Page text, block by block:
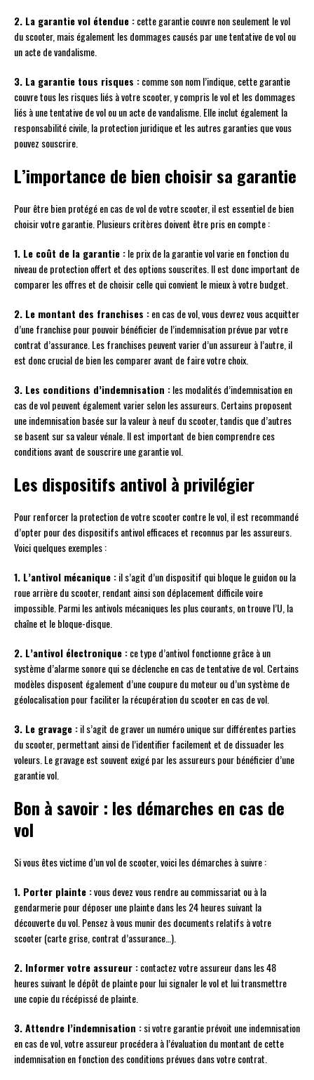
2. La garantie vol étendue :cette garantie couvre non seulement le vol
du scooter, mais également les dommages causés par une tentative de vol ou
un acte de vandalisme.
3. La garantie tous risques :comme son nom l’indique, cette garantie
couvre tous les risques liés à votre scooter, y compris le vol et les dommages
liés à une tentative de vol ou un acte de vandalisme. Elle inclut également la
responsabilité civile, la protection juridique et les autres garanties que vous
pouvez souscrire.
L’importance de bien choisir sa garantie
Pour être bien protégé en cas de vol de votre scooter, il est essentiel de bien
choisir votre garantie. Plusieurs critères doivent être pris en compte :
1. Le coût de la garantie :le prix de la garantie vol varie en fonction du
niveau de protection offert et des options souscrites. Il est donc important de
comparer les offres et de choisir celle qui convient le mieux à votre budget.
2. Le montant des franchises :en cas de vol, vous devrez vous acquitter
d’une franchise pour pouvoir bénéficier de l’indemnisation prévue par votre
contrat d’assurance. Les franchises peuvent varier d’un assureur à l’autre, il
est donc crucial de bien les comparer avant de faire votre choix.
3. Les conditions d’indemnisation :les modalités d’indemnisation en
cas de vol peuvent également varier selon les assureurs. Certains proposent
une indemnisation basée sur la valeur à neuf du scooter, tandis que d’autres
se basent sur sa valeur vénale. Il est important de bien comprendre ces
conditions avant de souscrire une garantie vol.
Les dispositifs antivol à privilégier
Pour renforcer la protection de votre scooter contre le vol, il est recommandé
d’opter pour des dispositifs antivol efficaces et reconnus par les assureurs.
Voici quelques exemples :
1. L’antivol mécanique :il s’agit d’un dispositif qui bloque le guidon ou la
roue arrière du scooter, rendant ainsi son déplacement difficile voire
impossible. Parmi les antivols mécaniques les plus courants, on trouve l’U, la
chaîne et le bloque-disque.
2. L’antivol électronique :ce type d’antivol fonctionne grâce à un
système d’alarme sonore qui se déclenche en cas de tentative de vol. Certains
modèles disposent également d’une coupure du moteur ou d’un système de
géolocalisation pour faciliter la récupération du scooter en cas de vol.
3. Le gravage :il s’agit de graver un numéro unique sur différentes parties
du scooter, permettant ainsi de l’identifier facilement et de dissuader les
voleurs. Le gravage est souvent exigé par les assureurs pour bénéficier d’une
garantie vol.
Bon à savoir : les démarches en cas de
vol
Si vous êtes victime d’un vol de scooter, voici les démarches à suivre :
1. Porter plainte :vous devez vous rendre au commissariat ou à la
gendarmerie pour déposer une plainte dans les 24 heures suivant la
découverte du vol. Pensez à vous munir des documents relatifs à votre
scooter (carte grise, contrat d’assurance…).
2. Informer votre assureur :contactez votre assureur dans les 48
heures suivant le dépôt de plainte pour lui signaler le vol et lui transmettre
une copie du récépissé de plainte.
3. Attendre l’indemnisation :si votre garantie prévoit une indemnisation
en cas de vol, votre assureur procédera à l’évaluation du montant de cette
indemnisation en fonction des conditions prévues dans votre contrat.